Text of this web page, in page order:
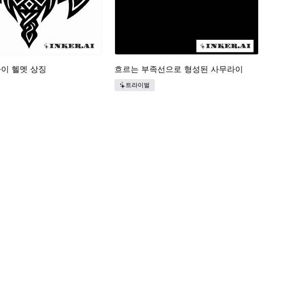
헬멧 상징 흐르는 부족선으로 형성된 사무라이
트라이벌